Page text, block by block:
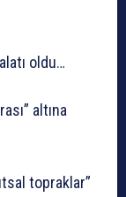
oldu…
altına
topraklar”